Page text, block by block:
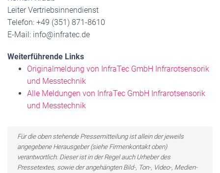
Leiter Vertriebsinnendienst
Telefon: +49 (351) 871-8610
E-Mail: info@infratec.de
Weiterführende Links
Originalmeldung von InfraTec GmbH Infrarotsensorik
und Messtechnik
Alle Meldungen von InfraTec GmbH Infrarotsensorik
und Messtechnik
Für die oben stehende Pressemitteilung ist allein der jeweils
angegebene Herausgeber (siehe Firmenkontakt oben)
verantwortlich. Dieser ist in der Regel auch Urheber des
Pressetextes, sowie der angehängten Bild-, Ton-, Video-, Medien-